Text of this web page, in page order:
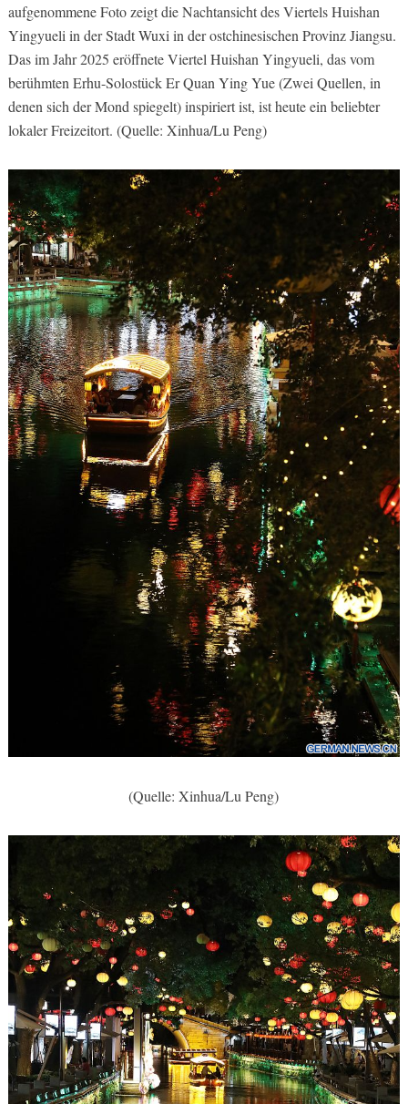
aufgenommene Foto zeigt die Nachtansicht des Viertels Huishan
Yingyueli in der Stadt Wuxi in der ostchinesischen Provinz Jiangsu.
Das im Jahr 2025 eröffnete Viertel Huishan Yingyueli, das vom
berühmten Erhu-Solostück Er Quan Ying Yue (Zwei Quellen, in
denen sich der Mond spiegelt) inspiriert ist, ist heute ein beliebter
lokaler Freizeitort. (Quelle: Xinhua/Lu Peng)
(Quelle: Xinhua/Lu Peng)